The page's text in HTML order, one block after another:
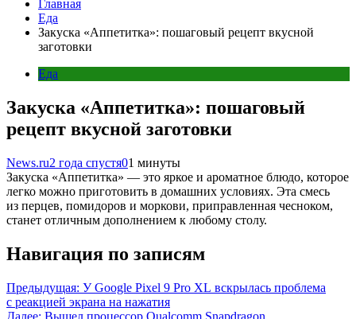
Главная
Еда
Закуска «Аппетитка»: пошаговый рецепт вкусной
заготовки
Еда
Закуска «Аппетитка»: пошаговый
рецепт вкусной заготовки
News.ru2 года спустя01 минуты
Закуска «Аппетитка» — это яркое и ароматное блюдо, которое
легко можно приготовить в домашних условиях. Эта смесь
из перцев, помидоров и моркови, приправленная чесноком,
станет отличным дополнением к любому столу.
Навигация по записям
Предыдущая: У Google Pixel 9 Pro XL вскрылась проблема
с реакцией экрана на нажатия
Далее: Вышел процессор Qualcomm Snapdragon